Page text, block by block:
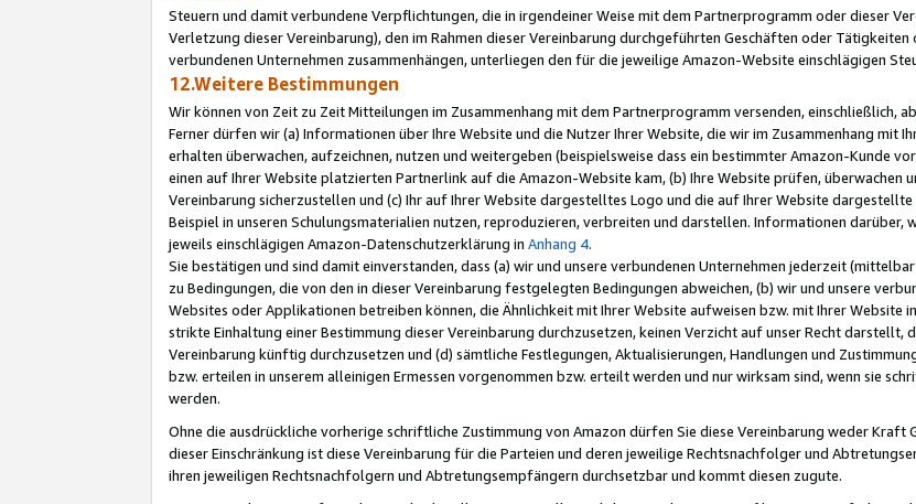
Steuern und damit verbundene Verpflichtungen, die in irgendeiner Weise mit dem Partnerprogramm oder dieser
Verletzung dieser Vereinbarung), den im Rahmen dieser Vereinbarung durchgeführten Geschäften oder
verbundenen Unternehmen zusammenhängen, unterliegen den für die jeweilige Amazon-Website einschlägigen
12.Weitere Bestimmungen
Wir können von Zeit zu Zeit Mitteilungen im Zusammenhang mit dem Partnerprogramm versenden, einschließlich,
Ferner dürfen wir (a) Informationen über Ihre Website und die Nutzer Ihrer Website, die wir im Zusammenhang mit
erhalten überwachen, aufzeichnen, nutzen und weitergeben (beispielsweise dass ein bestimmter Amazon-Kunde
einen auf Ihrer Website platzierten Partnerlink auf die Amazon-Website kam, (b) Ihre Website prüfen, überwachen
Vereinbarung sicherzustellen und (c) Ihr auf Ihrer Website dargestelltes Logo und die auf Ihrer Website
Beispiel in unseren Schulungsmaterialien nutzen, reproduzieren, verbreiten und darstellen. Informationen darüber,
jeweils einschlägigen Amazon-Datenschutzerklärung in Anhang 4.
Sie bestätigen und sind damit einverstanden, dass (a) wir und unsere verbundenen Unternehmen jederzeit
zu Bedingungen, die von den in dieser Vereinbarung festgelegten Bedingungen abweichen, (b) wir und unsere
Websites oder Applikationen betreiben können, die Ähnlichkeit mit Ihrer Website aufweisen bzw. mit Ihrer Website
strikte Einhaltung einer Bestimmung dieser Vereinbarung durchzusetzen, keinen Verzicht auf unser Recht
Vereinbarung künftig durchzusetzen und (d) sämtliche Festlegungen, Aktualisierungen, Handlungen und
bzw. erteilen in unserem alleinigen Ermessen vorgenommen bzw. erteilt werden und nur wirksam sind, wenn sie
werden.
Ohne die ausdrückliche vorherige schriftliche Zustimmung von Amazon dürfen Sie diese Vereinbarung weder Kraft
dieser Einschränkung ist diese Vereinbarung für die Parteien und deren jeweilige Rechtsnachfolger und
ihren jeweiligen Rechtsnachfolgern und Abtretungsempfängern durchsetzbar und kommt diesen zugute.